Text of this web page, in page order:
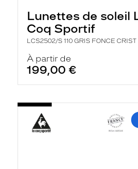
Lunettes de soleil
Coq Sportif
LCS2502/S 110 GRIS FONCE CRIST
À partir de
199,00 €